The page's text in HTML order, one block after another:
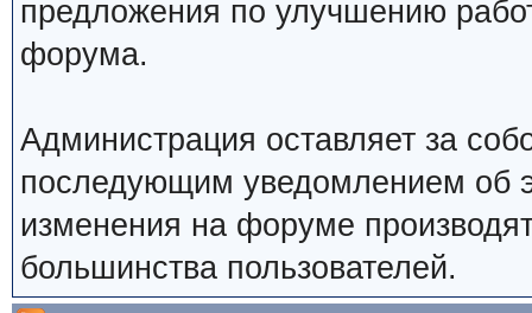
предложения по улучшению
форума.
Администрация оставляет за
последующим уведомлением об
изменения на форуме
большинства пользователей.